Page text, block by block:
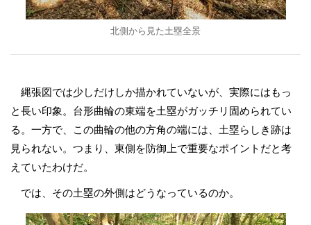
北側から見た土塁全景
縄張図では少しだけしか描かれていないが、実際にはもっ
と長い印象。台形曲輪の東端を土塁がガッチリ固められてい
る。一方で、この曲輪の他の方角の端には、土塁らしき跡は
見られない。つまり、東側を防御上で重要なポイントだと考
えていたわけだ。
では、その土塁の外側はどうなっているのか。